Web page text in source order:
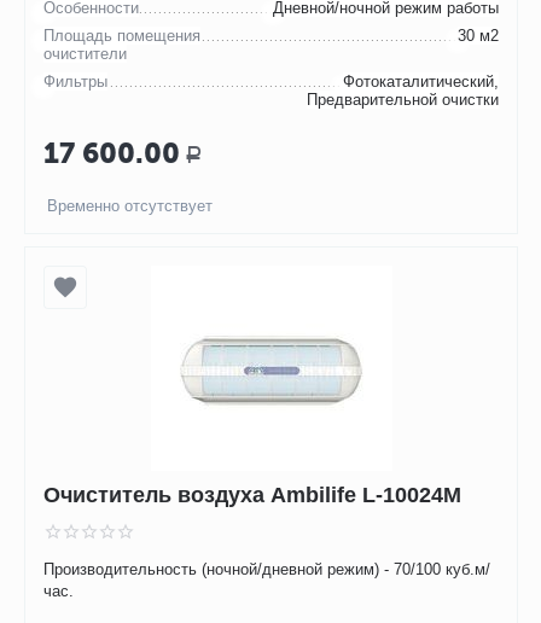
Особенности
Дневной/ночной режим работы
Площадь помещения
очистители
30 м2
Фильтры
Фотокаталитический,
Предварительной очистки
17 600.00 Р
Временно отсутствует
Очиститель воздуха Ambilife L-10024М
Производительность (ночной/дневной режим) - 70/100 куб.м/
час.